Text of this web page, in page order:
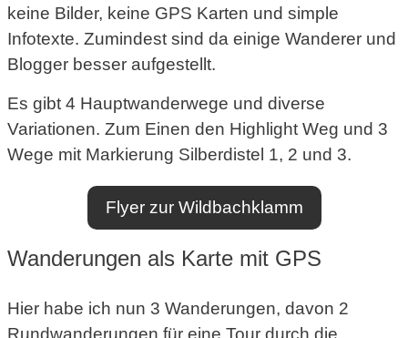
keine Bilder, keine GPS Karten und simple
Infotexte. Zumindest sind da einige Wanderer und
Blogger besser aufgestellt.
Es gibt 4 Hauptwanderwege und diverse
Variationen. Zum Einen den Highlight Weg und 3
Wege mit Markierung Silberdistel 1, 2 und 3.
Flyer zur Wildbachklamm
Wanderungen als Karte mit GPS
Hier habe ich nun 3 Wanderungen, davon 2
Rundwanderungen für eine Tour durch die